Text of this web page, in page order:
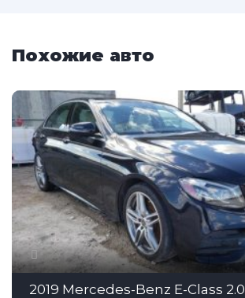
Похожие авто
2019 Mercedes-Benz E-Class 2.0